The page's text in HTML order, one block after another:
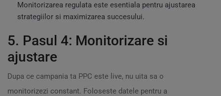
Monitorizarea regulata este esentiala pentru ajustarea
strategiilor si maximizarea succesului.
5. Pasul 4: Monitorizare si
ajustare
Dupa ce campania ta PPC este live, nu uita sa o
monitorizezi constant. Foloseste datele pentru a